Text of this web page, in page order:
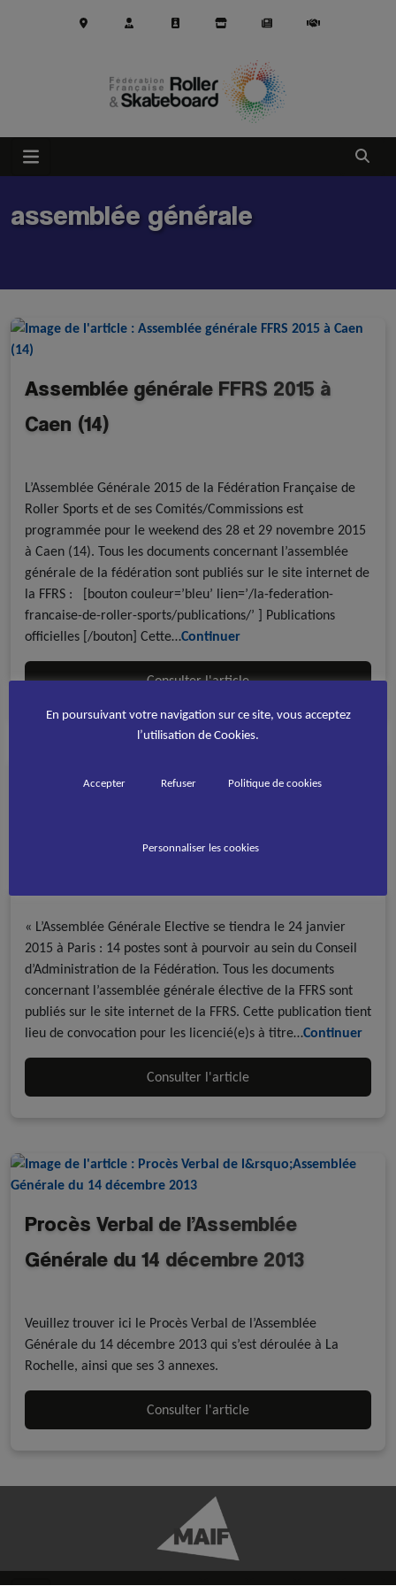
Ouvrir
assemblée générale
Assemblée générale FFRS 2015 à
Caen (14)
L’Assemblée Générale 2015 de la Fédération Française de
Roller Sports et de ses Comités/Commissions est
programmée pour le weekend des 28 et 29 novembre 2015
à Caen (14). Tous les documents concernant l’assemblée
générale de la fédération sont publiés sur le site internet de
la FFRS : [bouton couleur=’bleu’ lien=’/la-federation-
francaise-de-roller-sports/publications/’ ] Publications
officielles [/bouton] Cette…Continuer
Consulter l'article
A la une - discipline Publications officielles Multi-Disciplines
« L’Assemblée Générale Elective se tiendra le 24 janvier
2015 à Paris : 14 postes sont à pourvoir au sein du Conseil
d’Administration de la Fédération. Tous les documents
concernant l’assemblée générale élective de la FFRS sont
publiés sur le site internet de la FFRS. Cette publication tient
lieu de convocation pour les licencié(e)s à titre…Continuer
Consulter l'article
Procès Verbal de l’Assemblée
Générale du 14 décembre 2013
Veuillez trouver ici le Procès Verbal de l’Assemblée
Générale du 14 décembre 2013 qui s’est déroulée à La
Rochelle, ainsi que ses 3 annexes.
Consulter l'article
En poursuivant votre navigation sur ce site, vous acceptez
l’utilisation de Cookies.
Accepter Refuser Politique de cookies
Personnaliser les cookies